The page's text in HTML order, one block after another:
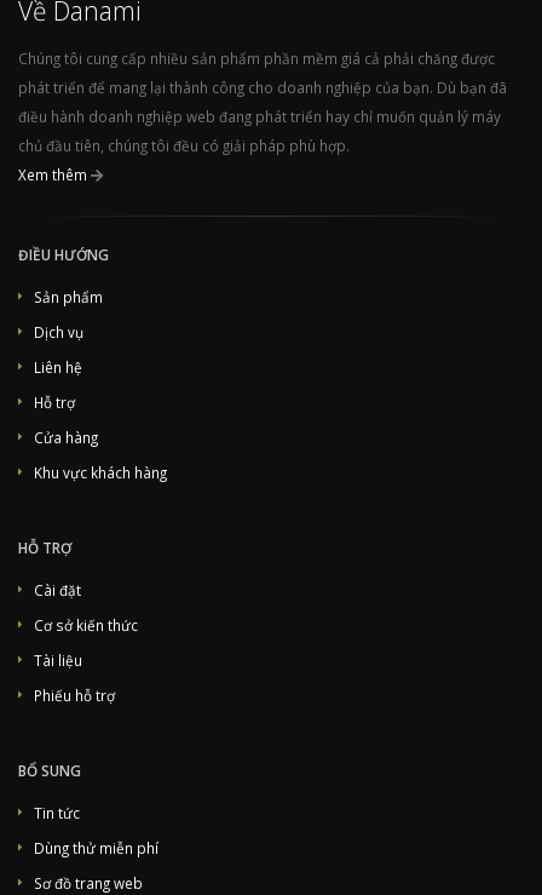
Sentinel Anti-malware - Host Edition - Unlimited Domains 11. Afterwards, set the product type to "other", then select the previously created product group from the dropdown menu and provide a product name matching the same Danami product name. Finally, find the uploaded
Xem bài viết đầy đủ...
Về Danami
Chúng tôi cung cấp nhiều sản phẩm phần mềm giá cả phải chăng được
phát triển để mang lại thành công cho doanh nghiệp của bạn. Dù bạn đã
điều hành doanh nghiệp web đang phát triển hay chỉ muốn quản lý máy
chủ đầu tiên, chúng tôi đều có giải pháp phù hợp.
Xem thêm
ĐIỀU HƯỚNG
Sản phẩm
Dịch vụ
Liên hệ
Hỗ trợ
Cửa hàng
Khu vực khách hàng
HỖ TRỢ
Cài đặt
Cơ sở kiến thức
Tài liệu
Phiếu hỗ trợ
BỔ SUNG
Tin tức
Dùng thử miễn phí
Sơ đồ trang web